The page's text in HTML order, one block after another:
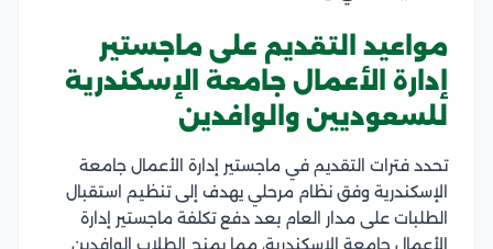
مواعيد التقديم على ماجستير
إدارة الأعمال جامعة الإسكندرية
للسعوديين والوافدين
تحدد فترات التقديم في ماجستير إدارة الأعمال جامعة
الإسكندرية وفق نظام مرحلي يهدف إلى تنظيم استقبال
الطلبات على مدار العام بعد دفع تكلفة ماجستير إدارة
الأعمال جامعة الإسكندرية، مما يمنح الطلاب الوافدين